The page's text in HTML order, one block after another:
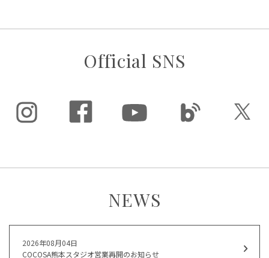
Official SNS
NEWS
2026年08月04日
COCOSA熊本スタジオ営業再開のお知らせ